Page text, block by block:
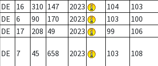
DE 16 310 147 2023 104 103
DE 6 90 170 2023 103 100
DE 17 208 49 2023 99 106
DE 7 45 658 2023 103 108